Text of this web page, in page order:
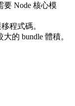
Node 核心模
程式碼。
的 bundle 體積。